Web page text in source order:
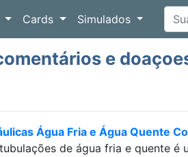
Cards Simulados
e
Água Fria e Água Quente
de água fria e quente é